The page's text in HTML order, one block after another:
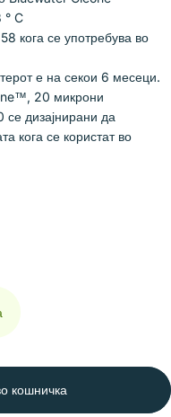
° C
кога се употребува во
е на секои 6 месеци.
20 микрони
дизајнирани да
кога се користат во
кошничка